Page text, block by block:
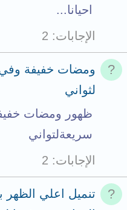
احيانا...
الإجابات
2
ومضات خفيفة
لثواني
ظهور ومضات
سريعةلتواني
الإجابات
2
تنميل اعلي